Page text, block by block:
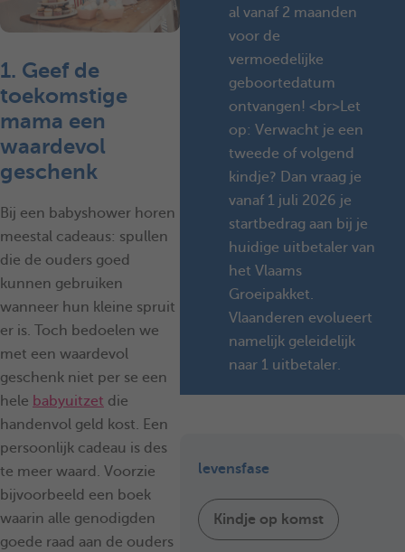
1. Geef de
toekomstige
mama een
waardevol
geschenk
Bij een babyshower horen
meestal cadeaus: spullen
die de ouders goed
kunnen gebruiken
wanneer hun kleine spruit
er is. Toch bedoelen we
met een waardevol
geschenk niet per se een
hele babyuitzet die
handenvol geld kost. Een
persoonlijk cadeau is des
te meer waard. Voorzie
bijvoorbeeld een boek
waarin alle genodigden
goede raad aan de ouders
al vanaf 2 maanden
voor de
vermoedelijke
geboortedatum
ontvangen! <br>Let
op: Verwacht je een
tweede of volgend
kindje? Dan vraag je
vanaf 1 juli 2026 je
startbedrag aan bij je
huidige uitbetaler van
het Vlaams
Groeipakket.
Vlaanderen evolueert
namelijk geleidelijk
naar 1 uitbetaler.
levensfase
Kindje op komst